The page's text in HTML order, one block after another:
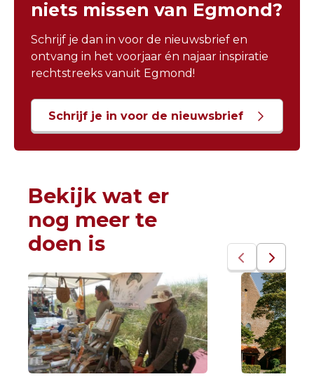
overvloed.
niets missen van Egmond?
Schrijf je dan in voor de nieuwsbrief en
ontvang in het voorjaar én najaar inspiratie
rechtstreeks vanuit Egmond!
Schrijf je in voor de nieuwsbrief
Bekijk wat er
nog meer te
doen is